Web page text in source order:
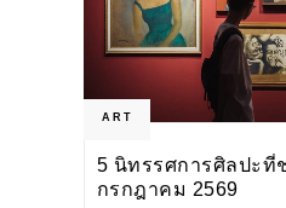
ART
5 นิทรรศการศิลปะที่
กรกฎาคม 2569